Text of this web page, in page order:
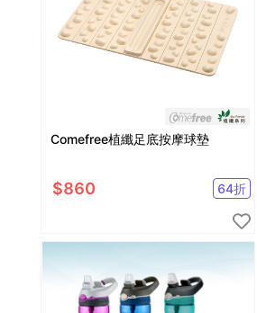
Comefree植纖足底按摩球墊
$860 64折